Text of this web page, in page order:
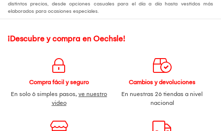
distintos precios, desde opciones casuales para el día a día hasta vestidos más
elaborados para ocasiones especiales.
¡Descubre y compra en Oechsle!
Compra fácil y seguro
En solo 6 simples pasos, ve nuestro
video
Cambios y devoluciones
En nuestras 26 tiendas a nivel
nacional